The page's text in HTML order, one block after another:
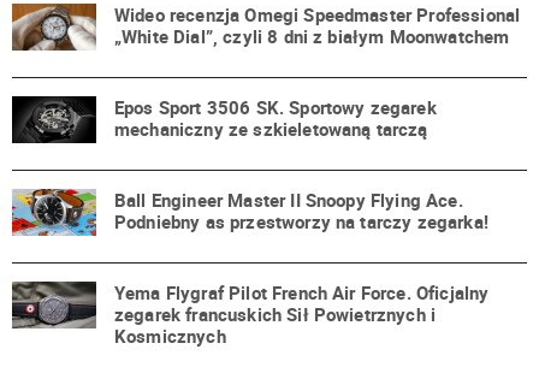
Wideo recenzja Omegi Speedmaster Professional
„White Dial”, czyli 8 dni z białym Moonwatchem
Epos Sport 3506 SK. Sportowy zegarek
mechaniczny ze szkieletowaną tarczą
Ball Engineer Master II Snoopy Flying Ace.
Podniebny as przestworzy na tarczy zegarka!
Yema Flygraf Pilot French Air Force. Oficjalny
zegarek francuskich Sił Powietrznych i
Kosmicznych